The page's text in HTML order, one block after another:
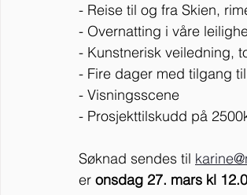
- Reise til og fra Skien,
- Overnatting i våre
- Kunstnerisk veiledning,
- Fire dager med tilgang
- Visningsscene
- Prosjekttilskudd på
Søknad sendes til
er onsdag 27. mars kl